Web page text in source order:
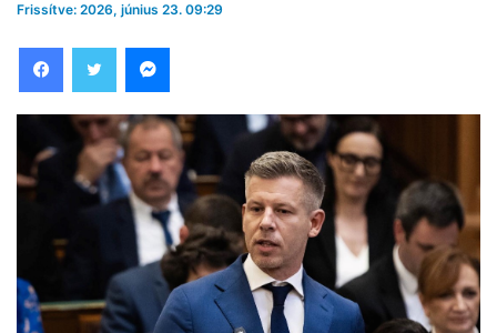
Frissítve: 2026, június 23. 09:29